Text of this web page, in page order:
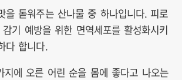
을 돋워주는 산나물 중 하나입니다. 피로
기 예방을 위한 면역세포를 활성화시키
다 합니다.
에 오른 어린 순을 몸에 좋다고 나오는